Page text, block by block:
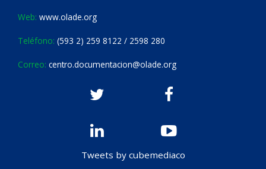
Web: www.olade.org
Teléfono: (593 2) 259 8122 / 2598 280
Correo: centro.documentacion@olade.org
Tweets by cubemediaco